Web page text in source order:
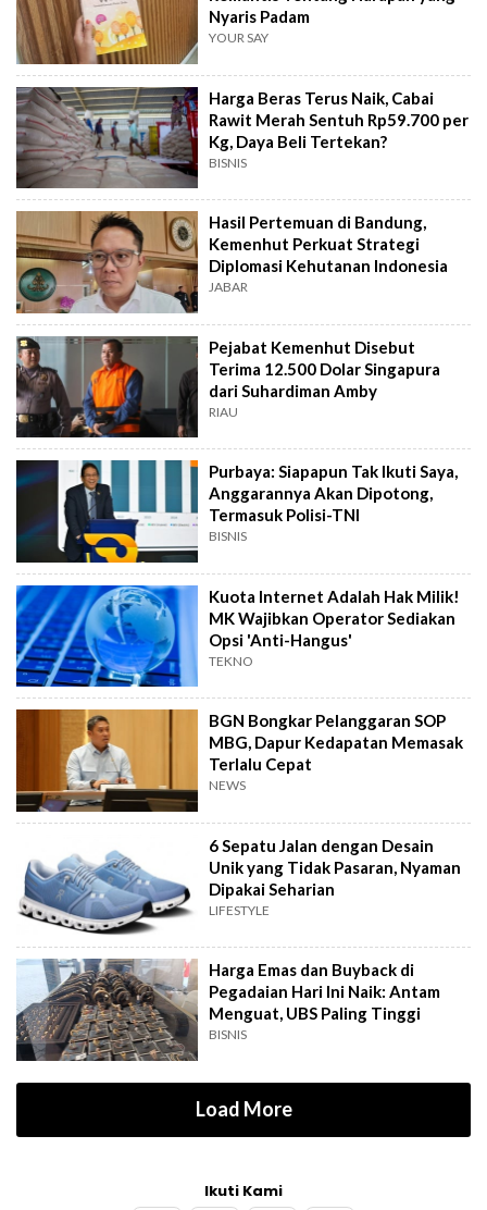
Nyaris Padam
YOUR SAY
Harga Beras Terus Naik, Cabai
Rawit Merah Sentuh Rp59.700 per
Kg, Daya Beli Tertekan?
BISNIS
Hasil Pertemuan di Bandung,
Kemenhut Perkuat Strategi
Diplomasi Kehutanan Indonesia
JABAR
Pejabat Kemenhut Disebut
Terima 12.500 Dolar Singapura
dari Suhardiman Amby
RIAU
Purbaya: Siapapun Tak Ikuti Saya,
Anggarannya Akan Dipotong,
Termasuk Polisi-TNI
BISNIS
Kuota Internet Adalah Hak Milik!
MK Wajibkan Operator Sediakan
Opsi 'Anti-Hangus'
TEKNO
BGN Bongkar Pelanggaran SOP
MBG, Dapur Kedapatan Memasak
Terlalu Cepat
NEWS
6 Sepatu Jalan dengan Desain
Unik yang Tidak Pasaran, Nyaman
Dipakai Seharian
LIFESTYLE
Harga Emas dan Buyback di
Pegadaian Hari Ini Naik: Antam
Menguat, UBS Paling Tinggi
BISNIS
Load More
Ikuti Kami